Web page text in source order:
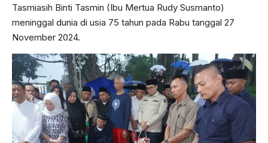
Tasmiasih Binti Tasmin (Ibu Mertua Rudy Susmanto)
meninggal dunia di usia 75 tahun pada Rabu tanggal 27
November 2024.